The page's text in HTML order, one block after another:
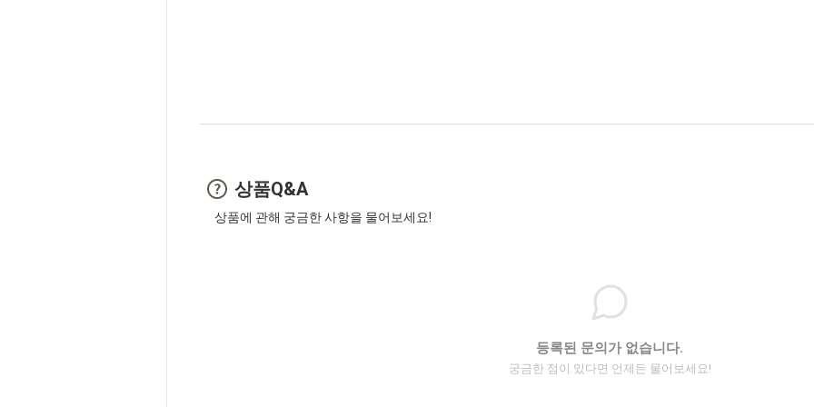
상품Q&A
상품에 관해 궁금한 사항을 물어보세요!
등록된 문의가 없습니다.
궁금한 점이 있다면 언제든 물어보세요!